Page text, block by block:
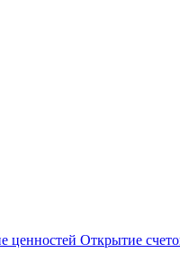
ценностей Открытие
в социальных сетях.